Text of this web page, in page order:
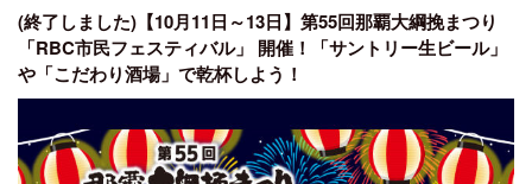
(終了しました)【10月11日～13日】第55回那覇大綱挽まつり
「RBC市民フェスティバル」 開催！「サントリー生ビール」
や「こだわり酒場」で乾杯しよう！